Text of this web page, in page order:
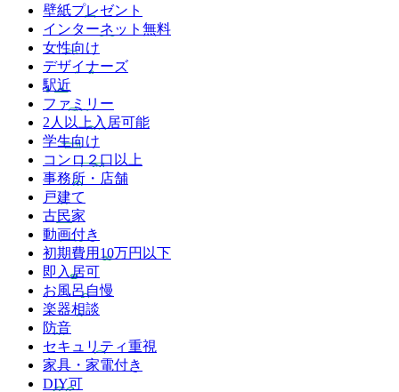
壁紙プレゼント
インターネット無料
女性向け
デザイナーズ
駅近
ファミリー
2人以上入居可能
学生向け
コンロ２口以上
事務所・店舗
戸建て
古民家
動画付き
初期費用10万円以下
即入居可
お風呂自慢
楽器相談
防音
セキュリティ重視
家具・家電付き
DIY可